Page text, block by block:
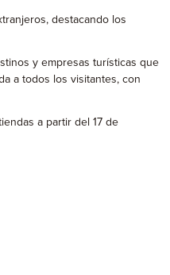
destacando los
y empresas turísticas que
a todos los visitantes, con
a partir del 17 de